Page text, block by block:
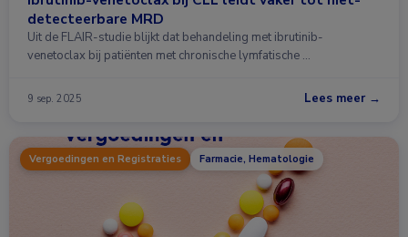
detecteerbare MRD
Uit de FLAIR-studie blijkt dat behandeling met ibrutinib-
venetoclax bij patiënten met chronische lymfatische …
9 sep. 2025 Lees meer →
Vergoedingen en Registraties Farmacie, Hematologie